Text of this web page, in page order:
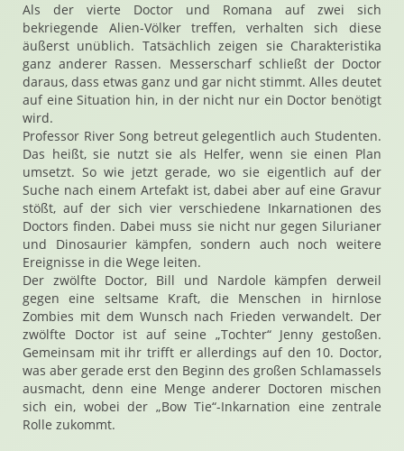
Als der vierte Doctor und Romana auf zwei sich
bekriegende Alien-Völker treffen, verhalten sich diese
äußerst unüblich. Tatsächlich zeigen sie Charakteristika
ganz anderer Rassen. Messerscharf schließt der Doctor
daraus, dass etwas ganz und gar nicht stimmt. Alles deutet
auf eine Situation hin, in der nicht nur ein Doctor benötigt
wird.
Professor River Song betreut gelegentlich auch Studenten.
Das heißt, sie nutzt sie als Helfer, wenn sie einen Plan
umsetzt. So wie jetzt gerade, wo sie eigentlich auf der
Suche nach einem Artefakt ist, dabei aber auf eine Gravur
stößt, auf der sich vier verschiedene Inkarnationen des
Doctors finden. Dabei muss sie nicht nur gegen Silurianer
und Dinosaurier kämpfen, sondern auch noch weitere
Ereignisse in die Wege leiten.
Der zwölfte Doctor, Bill und Nardole kämpfen derweil
gegen eine seltsame Kraft, die Menschen in hirnlose
Zombies mit dem Wunsch nach Frieden verwandelt. Der
zwölfte Doctor ist auf seine „Tochter“ Jenny gestoßen.
Gemeinsam mit ihr trifft er allerdings auf den 10. Doctor,
was aber gerade erst den Beginn des großen Schlamassels
ausmacht, denn eine Menge anderer Doctoren mischen
sich ein, wobei der „Bow Tie“-Inkarnation eine zentrale
Rolle zukommt.